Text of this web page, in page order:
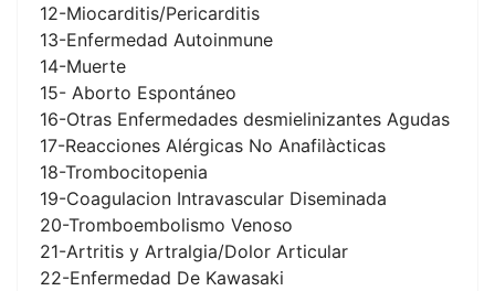
12-Miocarditis/Pericarditis
13-Enfermedad Autoinmune
14-Muerte
15- Aborto Espontáneo
16-Otras Enfermedades desmielinizantes Agudas
17-Reacciones Alérgicas No Anafilàcticas
18-Trombocitopenia
19-Coagulacion Intravascular Diseminada
20-Tromboembolismo Venoso
21-Artritis y Artralgia/Dolor Articular
22-Enfermedad De Kawasaki